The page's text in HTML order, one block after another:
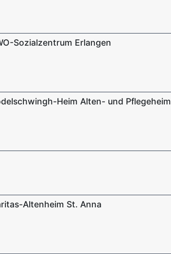
Sozialzentrum Erlangen
Heim Alten- und Pflegeheim
Altenheim St. Anna